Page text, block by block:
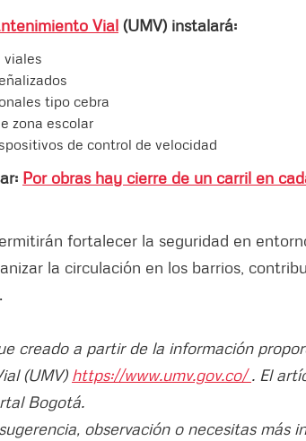
Vial (UMV) instalará:
viales
tipo cebra
zona escolar
de control de velocidad
Por obras hay cierre de un carril en
fortalecer la seguridad en
la circulación en los barrios,
creado a partir de la información
(UMV) https://www.umv.gov.co/. El
Bogotá.
observación o necesitas más